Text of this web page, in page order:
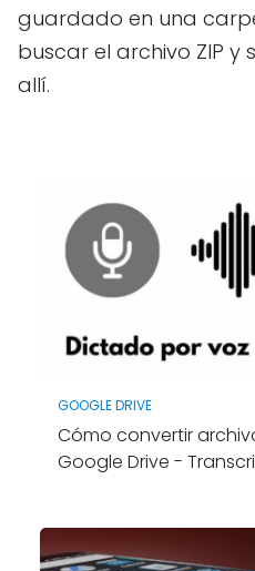
guardado en una
buscar el archivo ZIP
allí.
GOOGLE DRIVE
Cómo convertir
Google Drive -